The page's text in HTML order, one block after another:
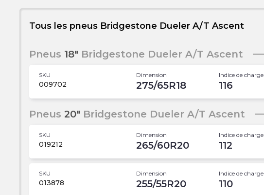
Tous les pneus Bridgestone Dueler A/T Ascent
Pneus 18" Bridgestone Dueler A/T Ascent
SKU
009702
Dimension
275/65R18
Indice de charge
116
Pneus 20" Bridgestone Dueler A/T Ascent
SKU
019212
Dimension
265/60R20
Indice de charge
112
SKU
013878
Dimension
255/55R20
Indice de charge
110